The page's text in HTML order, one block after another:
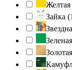
Желтая
Зайка (1